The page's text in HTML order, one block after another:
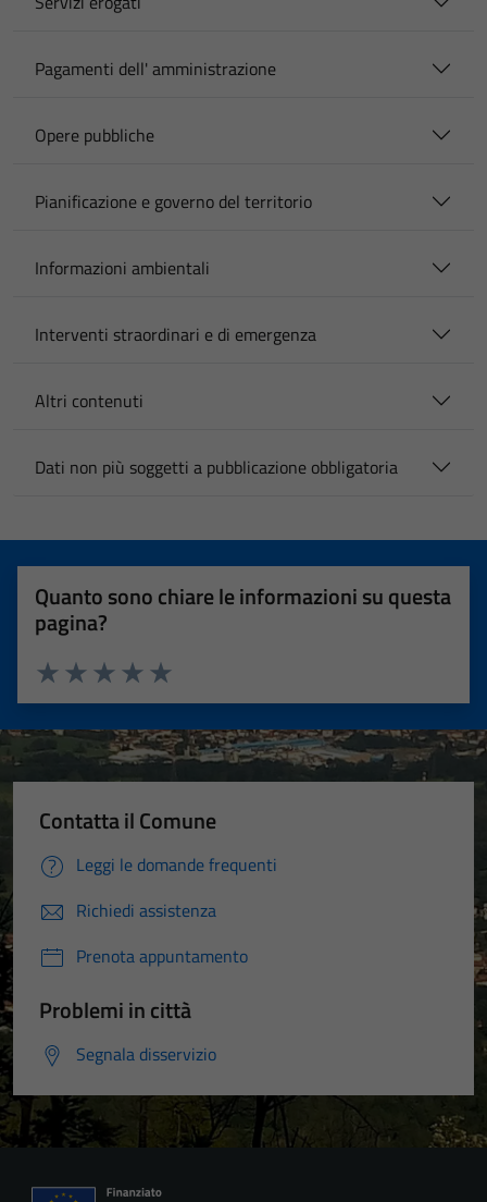
Pagamenti dell' amministrazione
Opere pubbliche
Pianificazione e governo del territorio
Informazioni ambientali
Interventi straordinari e di emergenza
Altri contenuti
Dati non più soggetti a pubblicazione obbligatoria
Quanto sono chiare le informazioni su questa
pagina?
Valuta 5 stelle su 5
Valuta 4 stelle su 5
Valuta 3 stelle su 5
Valuta 2 stelle su 5
Valuta 1 stelle su 5
Contatta il Comune
Leggi le domande frequenti
Richiedi assistenza
Prenota appuntamento
Problemi in città
Segnala disservizio